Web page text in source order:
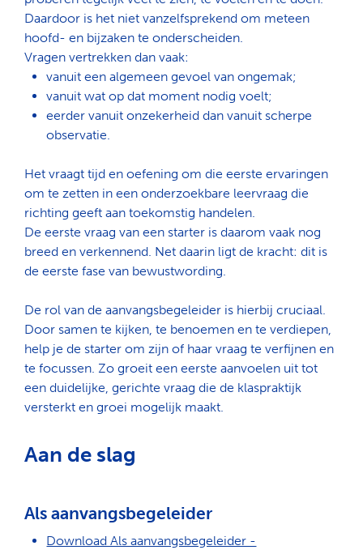
Daardoor is het niet vanzelfsprekend om meteen
hoofd- en bijzaken te onderscheiden.
Vragen vertrekken dan vaak:
vanuit een algemeen gevoel van ongemak;
vanuit wat op dat moment nodig voelt;
eerder vanuit onzekerheid dan vanuit scherpe
observatie.
Het vraagt tijd en oefening om die eerste ervaringen
om te zetten in een onderzoekbare leervraag die
richting geeft aan toekomstig handelen.
De eerste vraag van een starter is daarom vaak nog
breed en verkennend. Net daarin ligt de kracht: dit is
de eerste fase van bewustwording.
De rol van de aanvangsbegeleider is hierbij cruciaal.
Door samen te kijken, te benoemen en te verdiepen,
help je de starter om zijn of haar vraag te verfijnen en
te focussen. Zo groeit een eerste aanvoelen uit tot
een duidelijke, gerichte vraag die de klaspraktijk
versterkt en groei mogelijk maakt.
Aan de slag
Als aanvangsbegeleider
Download Als aanvangsbegeleider -